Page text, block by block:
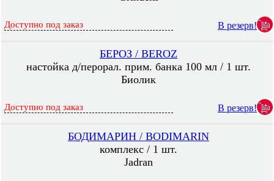
Доступно под заказ В резерв!
БЕРОЗ / BEROZ
настойка д/перорал. прим. банка 100 мл / 1 шт.
Биолик
Доступно под заказ В резерв!
БОДИМАРИН / BODIMARIN
комплекс / 1 шт.
Jadran